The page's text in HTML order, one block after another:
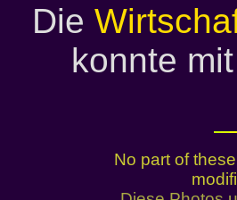
Die
konnte
No part of